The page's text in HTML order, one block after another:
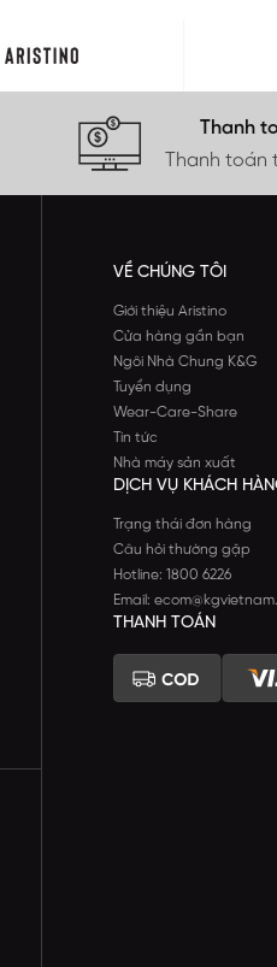
Thanh
Thanh
VỀ CHÚNG TÔI
Giới thiệu Aristino
Cửa hàng gần bạn
Ngôi Nhà Chung K&G
Tuyển dụng
Wear-Care-Share
Tin tức
Nhà máy sản xuất
DỊCH VỤ KHÁCH
Trạng thái đơn hàng
Câu hỏi thường gặp
Hotline: 1800 6226
Email:
THANH TOÁN